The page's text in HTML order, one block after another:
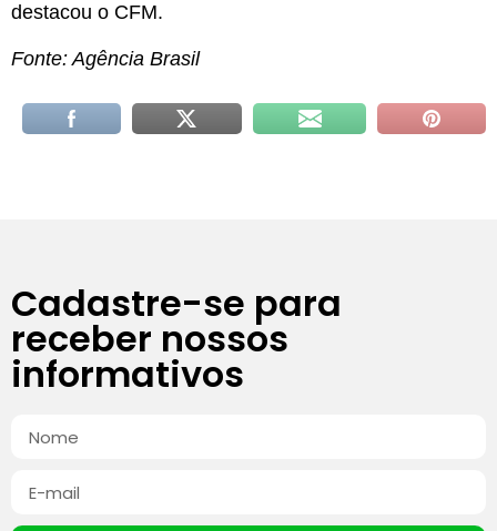
destacou o CFM.
Fonte: Agência Brasil
Cadastre-se para
receber nossos
informativos